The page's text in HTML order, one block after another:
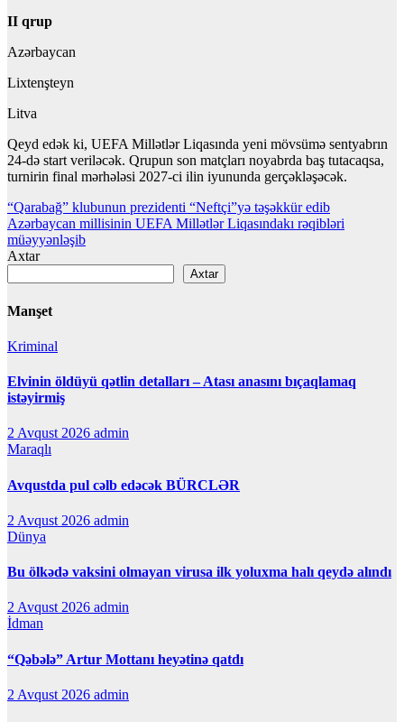
II qrup
Azərbaycan
Lixtenşteyn
Litva
Qeyd edək ki, UEFA Millətlər Liqasında yeni mövsümə sentyabrın
24-də start veriləcək. Qrupun son matçları noyabrda baş tutacaqsa,
turnirin final mərhələsi 2027-ci ilin iyununda gerçəkləşəcək.
Yazı
naviqasiyası
“Qarabağ” klubunun prezidenti “Neftçi”yə təşəkkür edib
Azərbaycan millisinin UEFA Millətlər Liqasındakı rəqibləri
müəyyənləşib
Axtar
Axtar
Manşet
Kriminal
Elvinin öldüyü qətlin detalları – Atası anasını bıçaqlamaq
istəyirmiş
2 Avqust 2026 admin
Maraqlı
Avqustda pul cəlb edəcək BÜRCLƏR
2 Avqust 2026 admin
Dünya
Bu ölkədə vaksini olmayan virusa ilk yoluxma halı qeydə alındı
2 Avqust 2026 admin
İdman
“Qəbələ” Artur Mottanı heyətinə qatdı
2 Avqust 2026 admin